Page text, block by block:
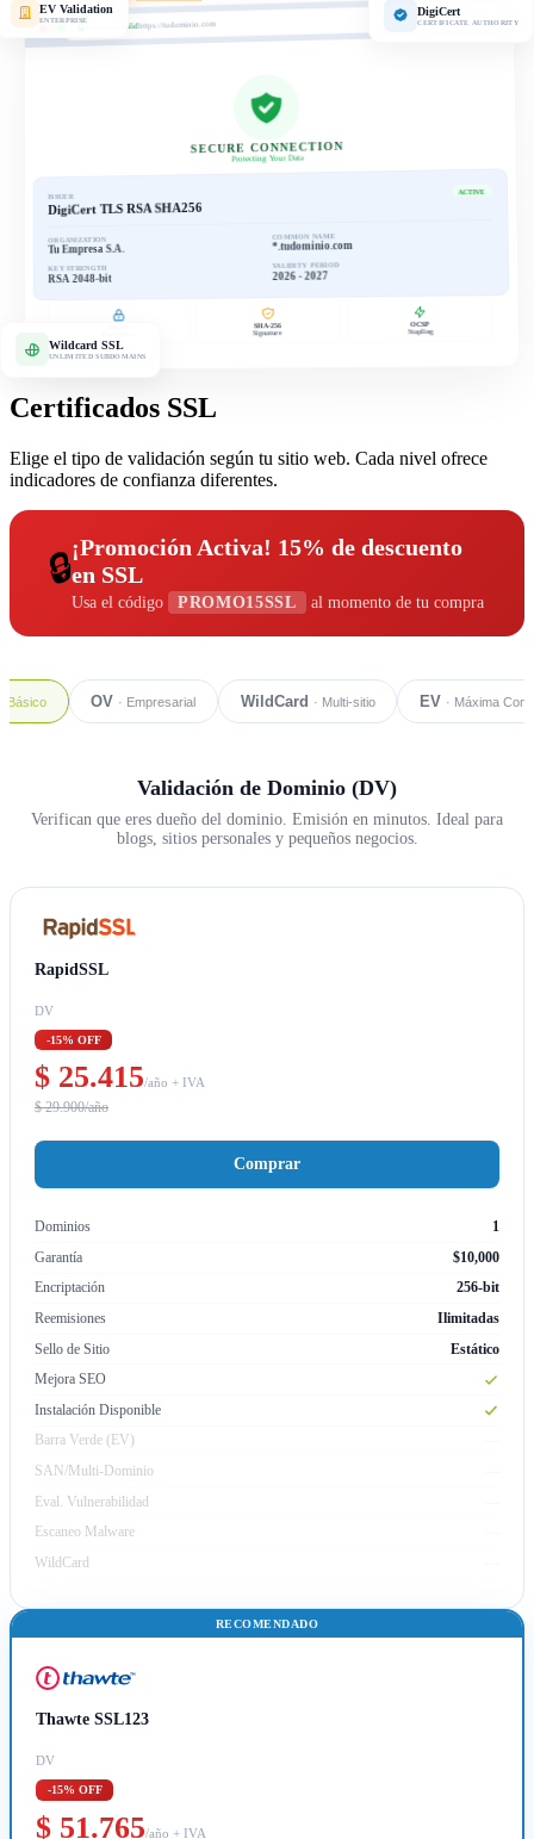
EV Validation
ENTERPRISE
DigiCert
CERTIFICATE AUTHORITY
Wildcard SSL
UNLIMITED SUBDOMAINS
Certificate Validhttps://tudominio.com
SECURE CONNECTION
Protecting Your Data
ISSUER
DigiCert TLS RSA SHA256
ACTIVE
ORGANIZATION
Tu Empresa S.A.
COMMON NAME
*.tudominio.com
KEY STRENGTH
RSA 2048-bit
VALIDITY PERIOD
2026 - 2027
SHA-256
Signature
OCSP
Stapling
Certificados SSL
Elige el tipo de validación según tu sitio web. Cada nivel ofrece
indicadores de confianza diferentes.
🔒¡Promoción Activa! 15% de descuento
en SSL
Usa el código PROMO15SSL al momento de tu compra
· Básico OV · Empresarial WildCard · Multi-sitio EV · Máxima
Validación de Dominio (DV)
Verifican que eres dueño del dominio. Emisión en minutos. Ideal para
blogs, sitios personales y pequeños negocios.
RapidSSL
DV
-15% OFF
$ 25.415/año + IVA
$ 29.900/año
Comprar
Dominios
1
Garantía
$10,000
Encriptación
256-bit
Reemisiones
Ilimitadas
Sello de Sitio
Estático
Mejora SEO
Instalación Disponible
Barra Verde (EV)
SAN/Multi-Dominio
Eval. Vulnerabilidad
Escaneo Malware
WildCard
RECOMENDADO
Thawte SSL123
DV
-15% OFF
$ 51.765/año + IVA